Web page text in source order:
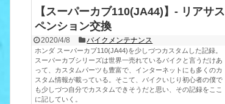
【スーパーカブ110(JA44)】- リアサス
ペンション交換
2020/4/8 バイクメンテナンス
ホンダ スーパーカブ110(JA44)を少しづつカスタムした記録。
スーパーカブシリーズは世界一売れているバイクと言うだけあ
って、カスタムパーツも豊富で、インターネットにも多くのカ
スタム情報が載っている。そこて、バイクいじり初心者の僕で
も少しづつ自分でカスタムできそうだと思い、その記録をここ
に記していく。